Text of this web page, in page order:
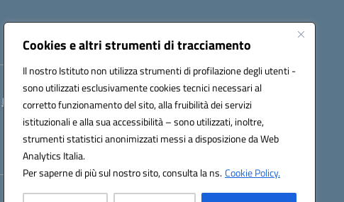
Cookies e altri strumenti di tracciamento
Il nostro Istituto non utilizza strumenti di profilazione degli utenti -
sono utilizzati esclusivamente cookies tecnici necessari al
corretto funzionamento del sito, alla fruibilità dei servizi
istituzionali e alla sua accessibilità – sono utilizzati, inoltre,
strumenti statistici anonimizzati messi a disposizione da Web
Analytics Italia.
Per saperne di più sul nostro sito, consulta la ns.Cookie Policy.
Seguici su:
BARH04000D@pec.istruzione.it